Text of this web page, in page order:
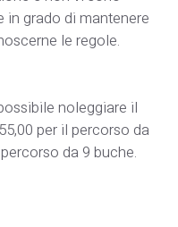
in grado di mantenere
le regole.
noleggiare il
per il percorso da
da 9 buche.